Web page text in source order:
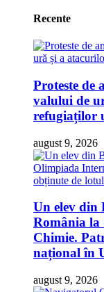
Recente
Proteste de
valului de
refugiaților
august 9, 2026
Un elev din
România
Chimie.
național în
august 9, 2026